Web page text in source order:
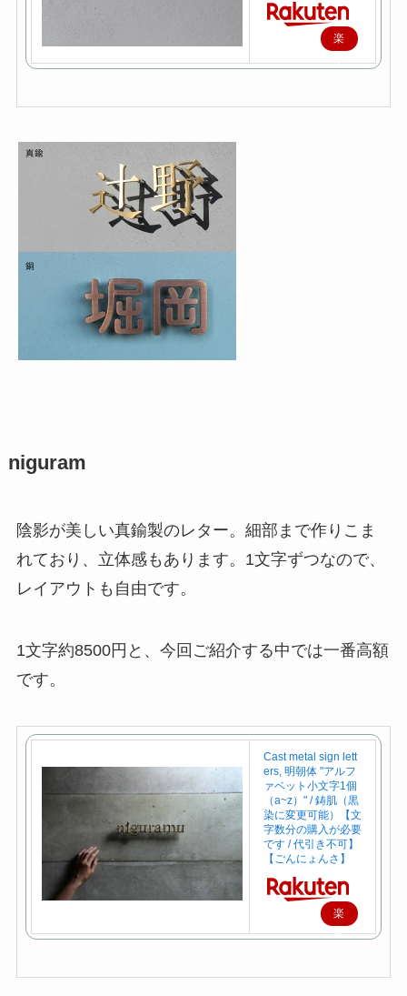
楽
天
購
niguram
陰影が美しい真鍮製のレター。細部まで作りこま
れており、立体感もあります。1文字ずつなので、
レイアウトも自由です。
1文字約8500円と、今回ご紹介する中では一番高額
です。
Cast metal sign lett
ers, 明朝体 "アルフ
ァベット小文字1個
（a~z）" / 鋳肌（黒
染に変更可能）【文
字数分の購入が必要
です / 代引き不可】
【ごんにょんさ】
楽
天